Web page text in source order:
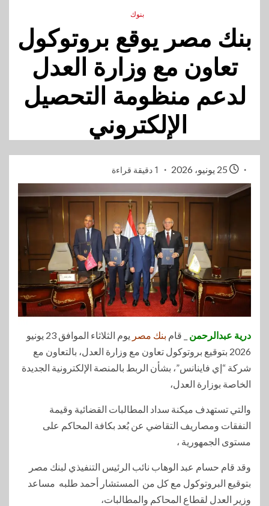
بنوك
بنك مصر يوقع بروتوكول
تعاون مع وزارة العدل
لدعم منظومة التحصيل
الإلكتروني
1 دقيقة قراءة
درية عبدالرحمن _ قام بنك مصر
يوم الثلاثاء الموافق 23 يونيو
2026 بتوقيع بروتوكول تعاون مع وزارة العدل، بالتعاون مع
شركة “إي فاينانس”، بشأن الربط بالمنصة الإلكترونية الجديدة
الخاصة بوزارة العدل،
والتي تستهدف ميكنة سداد المطالبات القضائية وقيمة
النفقات ومصاريف التقاضي عن بُعد بكافة المحاكم على
مستوى الجمهورية ،
وقد قام حسام عبد الوهاب نائب الرئيس التنفيذي لبنك مصر
بتوقيع البروتوكول مع كل من المستشار أحمد طلبه مساعد
وزير العدل لقطاع المحاكم والمطالبات،